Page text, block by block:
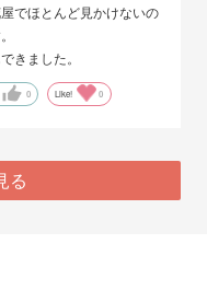
でほとんど見かけないの
きました。
0 Like! 0
る